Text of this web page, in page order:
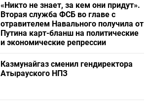
«Никто не знает, за кем они придут».
Вторая служба ФСБ во главе с
отравителем Навального получила от
Путина карт-бланш на политические
и экономические репрессии
Казмунайгаз сменил гендиректора
Атырауского НПЗ